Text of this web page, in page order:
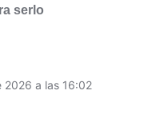
serlo
2026 a las 16:02